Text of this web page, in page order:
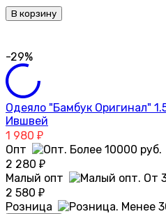
В корзину
-29%
Одеяло "Бамбук Оригинал"
Ившвей
1 980 ₽
Опт
2 280 ₽
Малый опт
2 580 ₽
Розница